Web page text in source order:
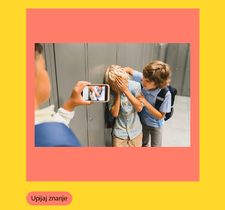
Upijaj znanje